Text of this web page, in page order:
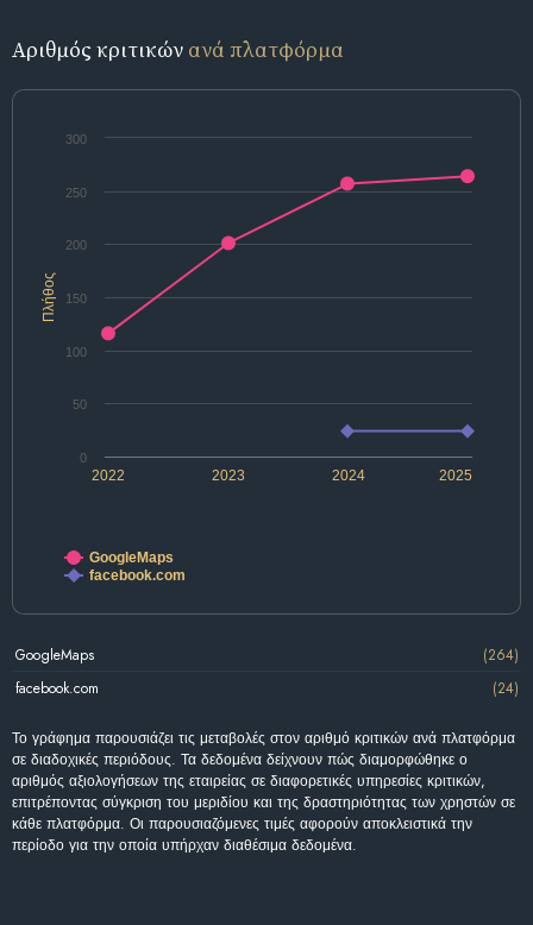
Αριθμός κριτικών ανά πλατφόρμα
Πλήθος
2022 2024
2023 2025
0
50
100
150
200
250
300
GoogleMaps
facebook.com
GoogleMaps
(264)
facebook.com
(24)
Το γράφημα παρουσιάζει τις μεταβολές στον αριθμό κριτικών ανά πλατφόρμα
σε διαδοχικές περιόδους. Τα δεδομένα δείχνουν πώς διαμορφώθηκε ο
αριθμός αξιολογήσεων της εταιρείας σε διαφορετικές υπηρεσίες κριτικών,
επιτρέποντας σύγκριση του μεριδίου και της δραστηριότητας των χρηστών σε
κάθε πλατφόρμα. Οι παρουσιαζόμενες τιμές αφορούν αποκλειστικά την
περίοδο για την οποία υπήρχαν διαθέσιμα δεδομένα.